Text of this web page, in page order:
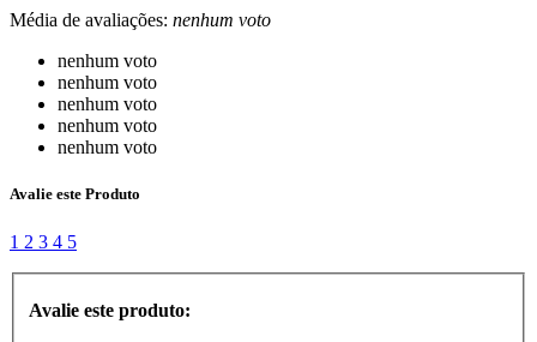
Média de avaliações: nenhum voto
nenhum voto
nenhum voto
nenhum voto
nenhum voto
nenhum voto
Avalie este Produto
1 2 3 4 5
Avalie este produto: